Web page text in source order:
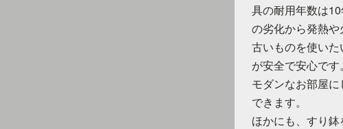
具の耐用年数は
の劣化から発熱や
古いものを使い
が安全で安心です。
モダンなお部屋
できます。
ほかにも、すり